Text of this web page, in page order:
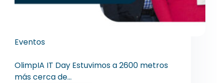
Eventos
OlimpIA IT Day Estuvimos a 2600 metros
más cerca de…